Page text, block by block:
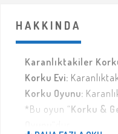
HAKKINDA
Karanlıktakiler
Korku Evi:
Korku Oyunu:
*Bu oyun “Korku &